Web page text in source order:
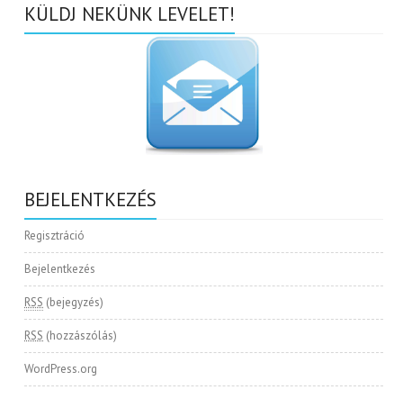
KÜLDJ NEKÜNK LEVELET!
BEJELENTKEZÉS
Regisztráció
Bejelentkezés
RSS (bejegyzés)
RSS (hozzászólás)
WordPress.org